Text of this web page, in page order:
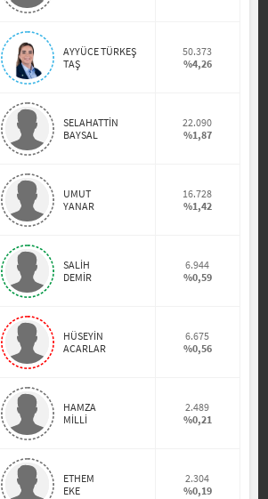
AYYÜCE TÜRKEŞ
TAŞ
50.373
%4,26
SELAHATTİN
BAYSAL
22.090
%1,87
UMUT
YANAR
16.728
%1,42
SALİH
DEMİR
6.944
%0,59
HÜSEYİN
ACARLAR
6.675
%0,56
HAMZA
MİLLİ
2.489
%0,21
ETHEM
EKE
2.304
%0,19